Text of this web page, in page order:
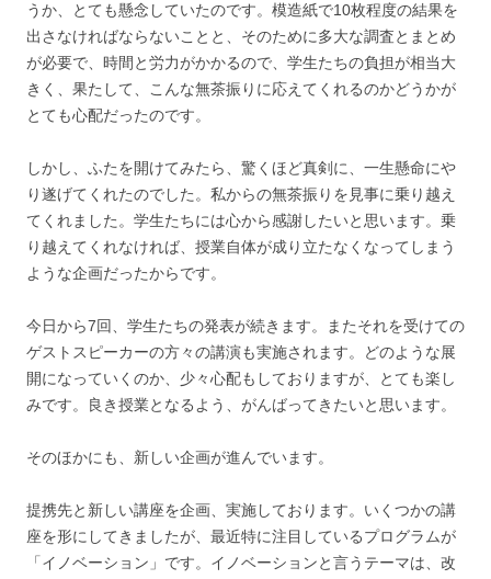
うか、とても懸念していたのです。模造紙で10枚程度の結果を
出さなければならないことと、そのために多大な調査とまとめ
が必要で、時間と労力がかかるので、学生たちの負担が相当大
きく、果たして、こんな無茶振りに応えてくれるのかどうかが
とても心配だったのです。
しかし、ふたを開けてみたら、驚くほど真剣に、一生懸命にや
り遂げてくれたのでした。私からの無茶振りを見事に乗り越え
てくれました。学生たちには心から感謝したいと思います。乗
り越えてくれなければ、授業自体が成り立たなくなってしまう
ような企画だったからです。
今日から7回、学生たちの発表が続きます。またそれを受けての
ゲストスピーカーの方々の講演も実施されます。どのような展
開になっていくのか、少々心配もしておりますが、とても楽し
みです。良き授業となるよう、がんばってきたいと思います。
そのほかにも、新しい企画が進んでいます。
提携先と新しい講座を企画、実施しております。いくつかの講
座を形にしてきましたが、最近特に注目しているプログラムが
「イノベーション」です。イノベーションと言うテーマは、改